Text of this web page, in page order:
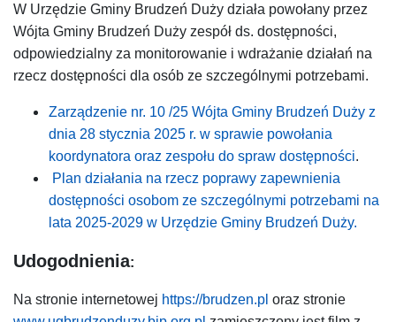
W Urzędzie Gminy Brudzeń Duży działa powołany przez
Wójta Gminy Brudzeń Duży zespół ds. dostępności,
odpowiedzialny za monitorowanie i wdrażanie działań na
rzecz dostępności dla osób ze szczególnymi potrzebami.
Zarządzenie nr. 10 /25 Wójta Gminy Brudzeń Duży z
dnia 28 stycznia 2025 r. w sprawie powołania
koordynatora oraz zespołu do spraw dostępności.
Plan działania na rzecz poprawy zapewnienia
dostępności osobom ze szczególnymi potrzebami na
lata 2025-2029 w Urzędzie Gminy Brudzeń Duży.
Udogodnienia:
Na stronie internetowej https://brudzen.pl oraz stronie